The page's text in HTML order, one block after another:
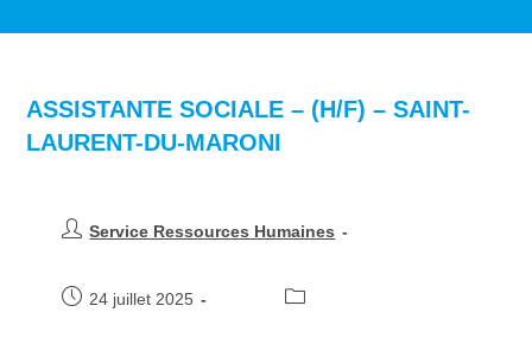
ASSISTANTE SOCIALE – (H/F) – SAINT-
LAURENT-DU-MARONI
Service Ressources Humaines
24 juillet 2025